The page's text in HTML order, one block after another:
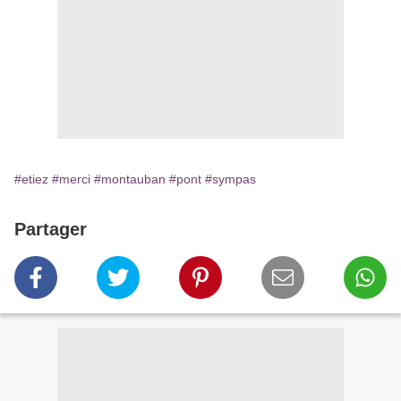
#etiez #merci #montauban #pont #sympas
Partager